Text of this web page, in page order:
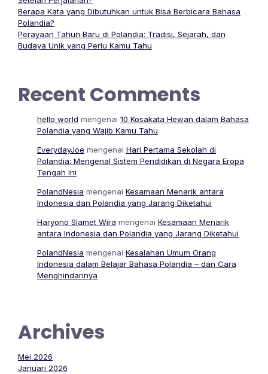
Berapa Kata yang Dibutuhkan untuk Bisa Berbicara Bahasa
Polandia?
Perayaan Tahun Baru di Polandia: Tradisi, Sejarah, dan
Budaya Unik yang Perlu Kamu Tahu
Recent Comments
hello world mengenai 10 Kosakata Hewan dalam Bahasa
Polandia yang Wajib Kamu Tahu
EverydayJoe mengenai Hari Pertama Sekolah di
Polandia: Mengenal Sistem Pendidikan di Negara Eropa
Tengah Ini
PolandNesia mengenai Kesamaan Menarik antara
Indonesia dan Polandia yang Jarang Diketahui
Haryono Slamet Wira mengenai Kesamaan Menarik
antara Indonesia dan Polandia yang Jarang Diketahui
PolandNesia mengenai Kesalahan Umum Orang
Indonesia dalam Belajar Bahasa Polandia – dan Cara
Menghindarinya
Archives
Mei 2026
Januari 2026